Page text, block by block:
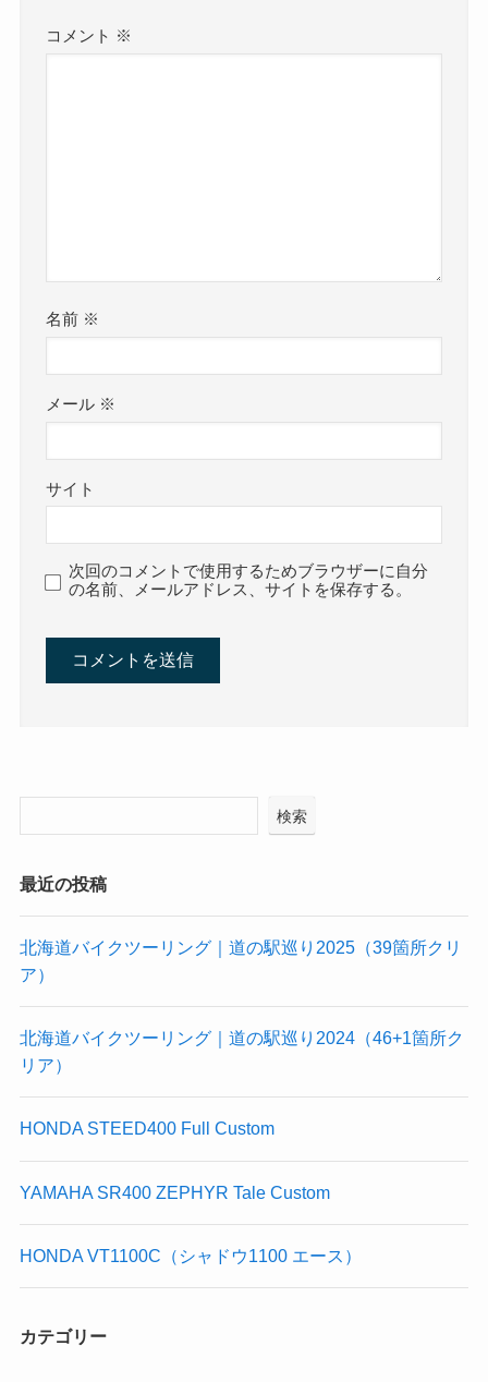
コメント ※
名前 ※
メール ※
サイト
次回のコメントで使用するためブラウザーに自分
の名前、メールアドレス、サイトを保存する。
検索
最近の投稿
北海道バイクツーリング｜道の駅巡り2025（39箇所クリ
ア）
北海道バイクツーリング｜道の駅巡り2024（46+1箇所ク
リア）
HONDA STEED400 Full Custom
YAMAHA SR400 ZEPHYR Tale Custom
HONDA VT1100C（シャドウ1100 エース）
カテゴリー